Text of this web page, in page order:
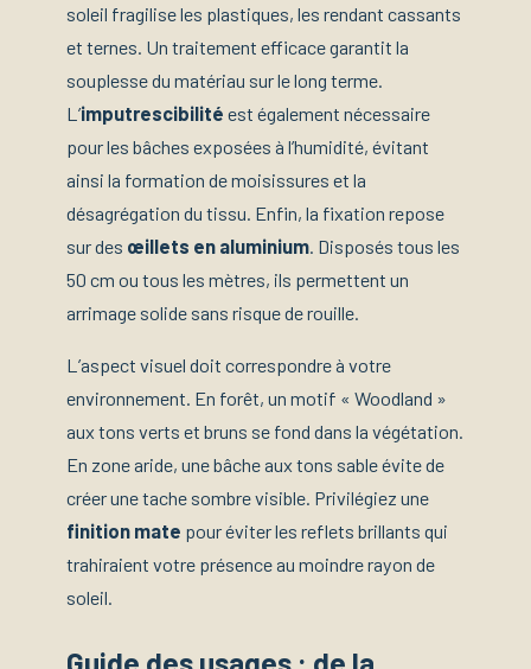
soleil fragilise les plastiques, les rendant cassants
et ternes. Un traitement efficace garantit la
souplesse du matériau sur le long terme.
L’imputrescibilité est également nécessaire
pour les bâches exposées à l’humidité, évitant
ainsi la formation de moisissures et la
désagrégation du tissu. Enfin, la fixation repose
sur des œillets en aluminium . Disposés tous les
50 cm ou tous les mètres, ils permettent un
arrimage solide sans risque de rouille.
L’aspect visuel doit correspondre à votre
environnement. En forêt, un motif « Woodland »
aux tons verts et bruns se fond dans la végétation.
En zone aride, une bâche aux tons sable évite de
créer une tache sombre visible. Privilégiez une
finition mate pour éviter les reflets brillants qui
trahiraient votre présence au moindre rayon de
soleil.